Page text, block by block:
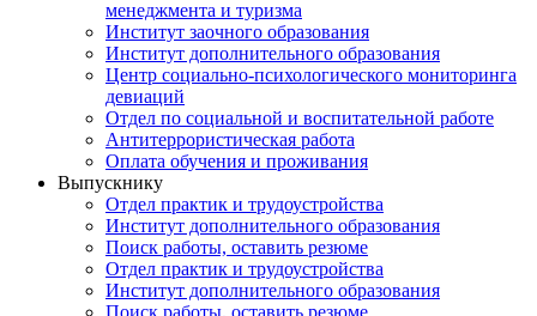
менеджмента и туризма
Институт заочного образования
Институт дополнительного образования
Центр социально-психологического мониторинга
девиаций
Отдел по социальной и воспитательной работе
Антитеррористическая работа
Оплата обучения и проживания
Выпускнику
Отдел практик и трудоустройства
Институт дополнительного образования
Поиск работы, оставить резюме
Отдел практик и трудоустройства
Институт дополнительного образования